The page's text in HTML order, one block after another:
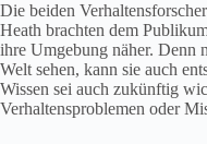
Die beiden
Heath brachten dem
ihre Umgebung näher. Denn
Welt sehen, kann sie auch
Wissen sei auch zukünftig
Verhaltensproblemen oder